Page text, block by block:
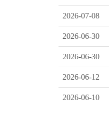
2026-07-08
2026-06-30
2026-06-30
2026-06-12
2026-06-10